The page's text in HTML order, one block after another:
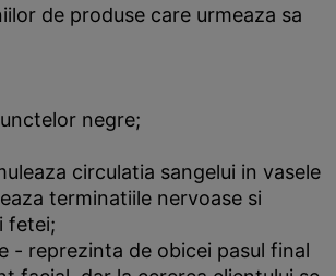
de produse care urmeaza sa
negre;
circulatia sangelui in vasele
terminatiile nervoase si
fetei;
- reprezinta de obicei pasul final